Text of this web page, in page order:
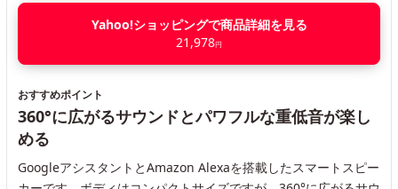
Yahoo!ショッピングで商品詳細を見る
21,978円
おすすめポイント
360°に広がるサウンドとパワフルな重低音が楽し
める
GoogleアシスタントとAmazon Alexaを搭載したスマートスピー